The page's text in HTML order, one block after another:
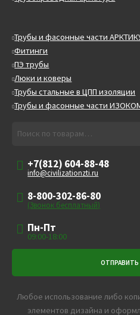
Трубы и фасонные части
Фитинги
ПЭ трубы
Люки и коверы
Трубы стальные в ЦПП изоляции
Трубы и фасонные части
+7(812) 604-88-48
info@civilizationzti.ru
8-800-302-86-80
(Звонок бесплатный)
Пн-Пт
09:00-18:00
Любое использование либо
элементов дизайна и